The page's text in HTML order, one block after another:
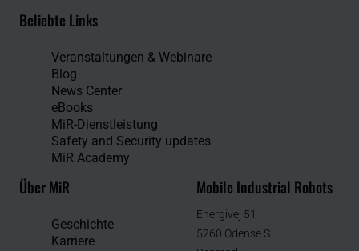
Beliebte Links
Veranstaltungen & Webinare
Blog
News Center
eBooks
MiR-Dienstleistung
Safety and Security updates
MiR Academy
Über MiR
Geschichte
Karriere
Mobile Industrial Robots
Energivej 51
5260 Odense S